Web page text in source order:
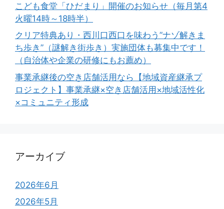
こども食堂「ひだまり」開催のお知らせ（毎月第4
火曜14時～18時半）
クリア特典あり・西川口西口を味わう”ナゾ解きま
ち歩き”（謎解き街歩き）実施団体も募集中です！
（自治体や企業の研修にもお薦め）
事業承継後の空き店舗活用なら【地域資産継承プ
ロジェクト】事業承継×空き店舗活用×地域活性化
×コミュニティ形成
アーカイブ
2026年6月
2026年5月